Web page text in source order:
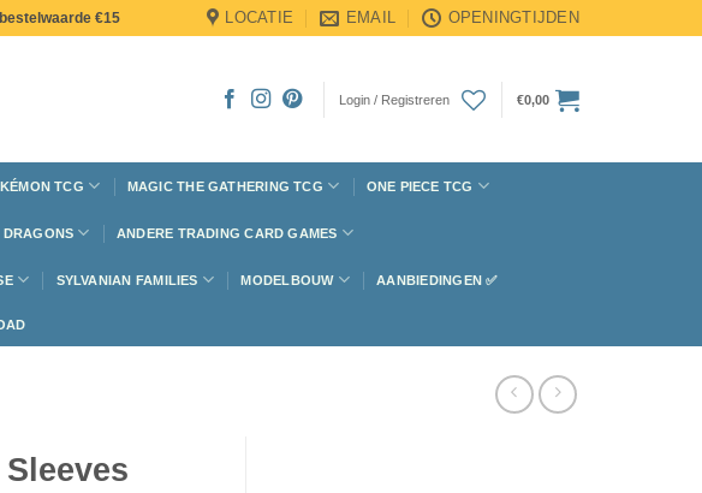
€15 LOCATIE EMAIL OPENINGTIJDEN
Login / Registreren €0,00
TCG MAGIC THE GATHERING TCG ONE PIECE TCG
ANDERE TRADING CARD GAMES
SYLVANIAN FAMILIES MODELBOUW AANBIEDINGEN ✅